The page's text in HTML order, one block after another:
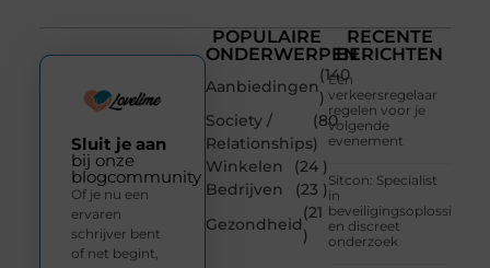
POPULAIRE
ONDERWERPEN
Aanbiedingen
(140
)
Society /
Relationships
(80
)
Winkelen
(24 )
Bedrijven
(23 )
Gezondheid
(21
)
RECENTE
BERICHTEN
Een
verkeersregelaar
regelen voor je
volgende
evenement
Sitcon: Specialist
in
beveiligingsoplossingen
en discreet
onderzoek
Sluit je aan
bij onze
blogcommunity
Of je nu een
ervaren
schrijver bent
of net begint,